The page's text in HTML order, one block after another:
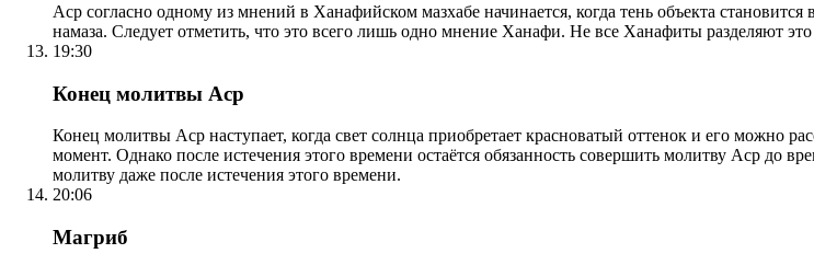
Аср согласно одному из мнений в Ханафийском мазхабе начинается, когда тень объекта
намаза. Следует отметить, что это всего лишь одно мнение Ханафи. Не все Ханафиты разделяют
19:30
Конец молитвы Аср
Конец молитвы Аср наступает, когда свет солнца приобретает красноватый оттенок и его можно
момент. Однако после истечения этого времени остаётся обязанность совершить молитву Аср до
молитву даже после истечения этого времени.
20:06
Магриб